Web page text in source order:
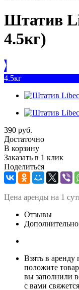
Штатив
4.5кг)
4.5кг
390 руб.
Достаточно
В корзину
Заказать в 1 клик
Поделиться
Цена аренды на 1
Отзывы
Дополнительно
Взять в аренду
положите
вы заполнили
с вами